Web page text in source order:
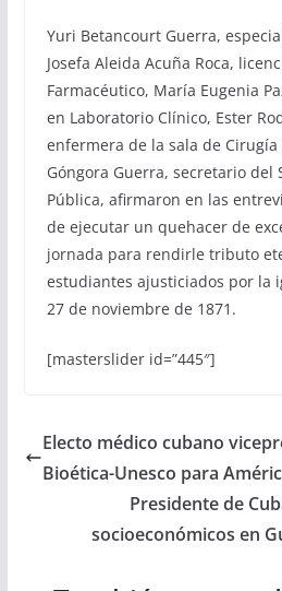
Yuri Betancourt Guerra,
Josefa Aleida Acuña Roca,
Farmacéutico, María Eugenia
en Laboratorio Clínico, Ester
enfermera de la sala de Cirugía
Góngora Guerra, secretario del
Pública, afirmaron en las
de ejecutar un quehacer de
jornada para rendirle tributo
estudiantes ajusticiados por la
27 de noviembre de 1871.
[masterslider id=”445″]
Electo médico cubano
Bioética-Unesco para
Presidente de
socioeconómicos en